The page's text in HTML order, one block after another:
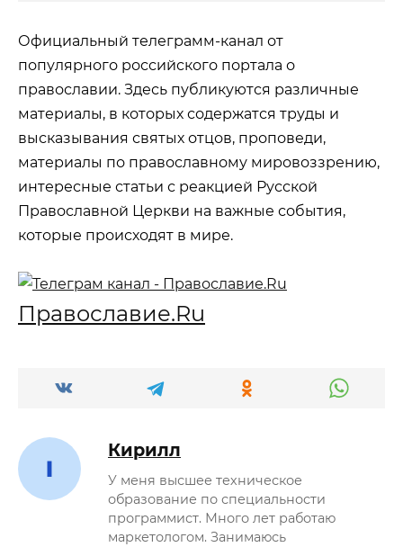
Официальный телеграмм-канал от
популярного российского портала о
православии. Здесь публикуются различные
материалы, в которых содержатся труды и
высказывания святых отцов, проповеди,
материалы по православному мировоззрению,
интересные статьи с реакцией Русской
Православной Церкви на важные события,
которые происходят в мире.
Православие.Ru
Кирилл
У меня высшее техническое
образование по специальности
программист. Много лет работаю
маркетологом. Занимаюсь